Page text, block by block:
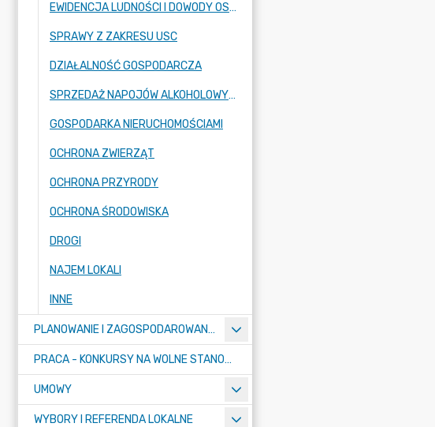
EWIDENCJA LUDNOŚCI I DOWODY OSOBISTE
SPRAWY Z ZAKRESU USC
DZIAŁALNOŚĆ GOSPODARCZA
SPRZEDAŻ NAPOJÓW ALKOHOLOWYCH
GOSPODARKA NIERUCHOMOŚCIAMI
OCHRONA ZWIERZĄT
OCHRONA PRZYRODY
OCHRONA ŚRODOWISKA
DROGI
NAJEM LOKALI
INNE
PLANOWANIE I ZAGOSPODAROWANIE PRZESTRZENNE
PRACA - KONKURSY NA WOLNE STANOWISKA
UMOWY
WYBORY I REFERENDA LOKALNE